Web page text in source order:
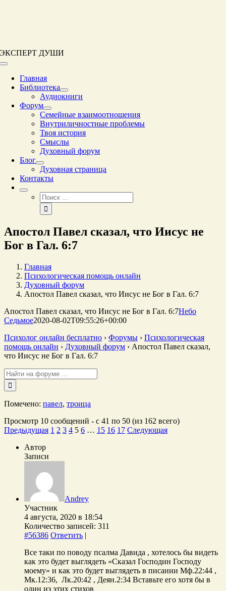
ЭКСПЕРТ ДУШИ
Переключение
навигацииГлавная
Библиотека
Аудиокниги
Форум
Семейные взаимоотношения
Внутриличностные проблемы
Твоя история
Смыслы
Духовный форум
Блог
Духовная страница
Контакты
Результат
поиска:
Апостол Павел сказал, что Иисус не
Бог в Гал. 6:7
Главная
Психологическая помощь онлайн
Духовный форум
Апостол Павел сказал, что Иисус не Бог в Гал. 6:7
Апостол Павел сказал, что Иисус не Бог в Гал. 6:7Небо
Седьмое2020-08-02T09:55:26+00:00
Психолог онлайн бесплатно › Форумы › Психологическая
помощь онлайн › Духовный форум › Апостол Павел сказал,
что Иисус не Бог в Гал. 6:7
Поиск:
Помечено: павел, троица
Просмотр 10 сообщений - с 41 по 50 (из 162 всего)
Предыдущая 1 2 3 4 5 6 … 15 16 17 Следующая
Автор
Записи
Andrey
Участник
4 августа, 2020 в 18:54
Количество записей: 311
#56386 Ответить |
Все таки по поводу псалма Давида , хотелось бы видеть
как это будет выглядеть «Сказал Господин Господу
моему» и как это будет выглядеть в писании Мф.22:44 ,
Мк.12:36, Лк.20:42 , Деян.2:34 Вставьте его хотя бы в
один из этих стихов